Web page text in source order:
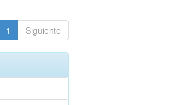
1 Siguiente